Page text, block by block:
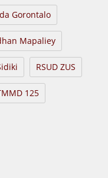
Gorontalo
Mapaliey
RSUD ZUS
125